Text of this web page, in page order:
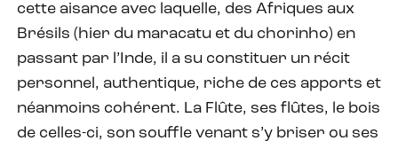
cette aisance avec laquelle, des Afriques aux
Brésils (hier du maracatu et du chorinho) en
passant par l’Inde, il a su constituer un récit
personnel, authentique, riche de ces apports et
néanmoins cohérent. La Flûte, ses flûtes, le bois
de celles-ci, son souffle venant s’y briser ou ses